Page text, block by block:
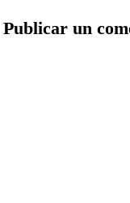
Publicar un